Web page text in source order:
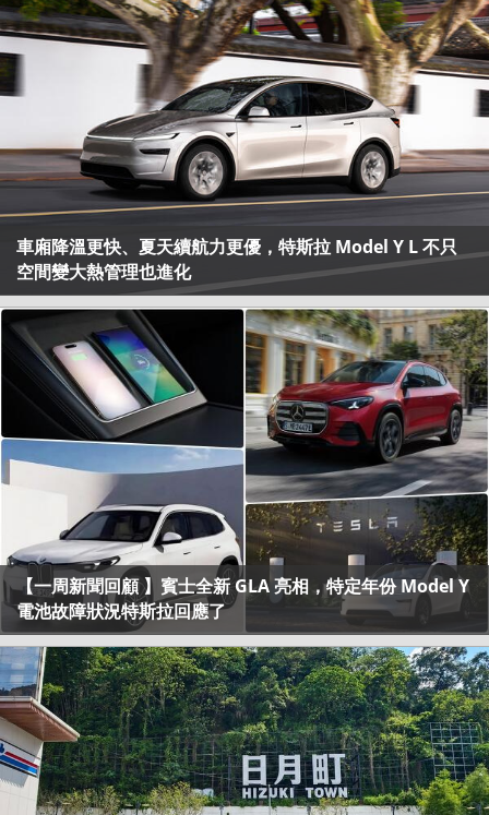
車廂降溫更快、夏天續航力更優，特斯拉 Model Y L 不只
空間變大熱管理也進化
【一周新聞回顧 】賓士全新 GLA 亮相，特定年份 Model Y
電池故障狀況特斯拉回應了